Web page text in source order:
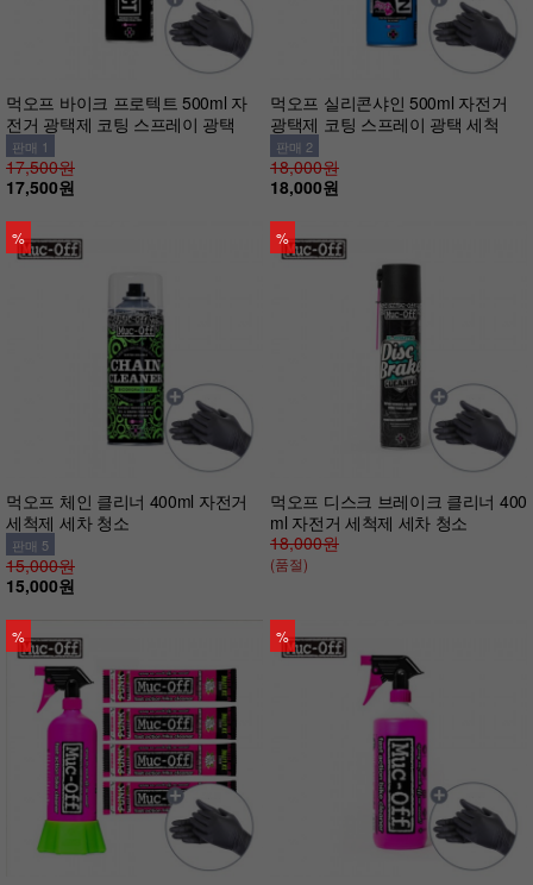
먹오프 바이크 프로텍트 500ml 자
전거 광택제 코팅 스프레이 광택
판매 1
17,500원
17,500원
먹오프 실리콘샤인 500ml 자전거
광택제 코팅 스프레이 광택 세척
판매 2
18,000원
18,000원
%
먹오프 체인 클리너 400ml 자전거
세척제 세차 청소
판매 5
15,000원
15,000원
%
먹오프 디스크 브레이크 클리너 400
ml 자전거 세척제 세차 청소
18,000원
(품절)
% %